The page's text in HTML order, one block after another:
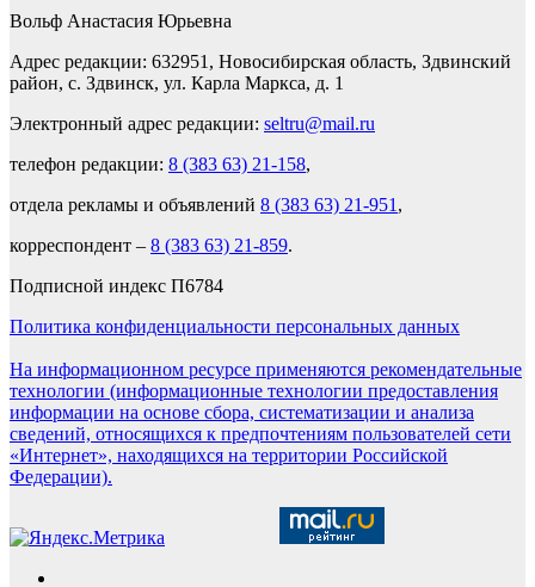
Вольф Анастасия Юрьевна
Адрес редакции: 632951, Новосибирская область, Здвинский
район, с. Здвинск, ул. Карла Маркса, д. 1
Электронный адрес редакции: seltru@mail.ru
телефон редакции: 8 (383 63) 21-158,
отдела рекламы и объявлений 8 (383 63) 21-951 ,
корреспондент – 8 (383 63) 21-859.
Подписной индекс П6784
Политика конфиденциальности персональных данных
На информационном ресурсе применяются рекомендательные
технологии (информационные технологии предоставления
информации на основе сбора, систематизации и анализа
сведений, относящихся к предпочтениям пользователей сети
«Интернет», находящихся на территории Российской
Федерации).